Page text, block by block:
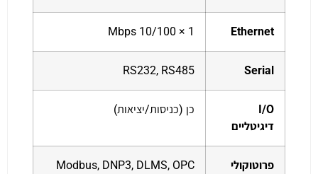
Ethernet
1 × 10/100 Mbps
Serial
RS232, RS485
I/O
דיגיטליים
כן (כניסות/יציאות)
פרוטוקולי
Modbus, DNP3, DLMS, OPC